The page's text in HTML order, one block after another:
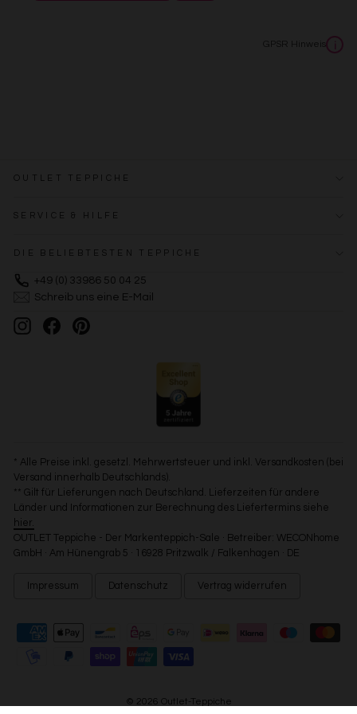
GPSR Hinweis i
OUTLET TEPPICHE
SERVICE & HILFE
DIE BELIEBTESTEN TEPPICHE
+49 (0) 33986 50 04 25
Schreib uns eine E-Mail
InstagramFacebookPinterest
* Alle Preise inkl. gesetzl. Mehrwertsteuer und inkl. Versandkosten (bei
Versand innerhalb Deutschlands).
** Gilt für Lieferungen nach Deutschland. Lieferzeiten für andere
Länder und Informationen zur Berechnung des Liefertermins siehe
hier.
OUTLET Teppiche - Der Markenteppich-Sale · Betreiber: WECONhome
GmbH · Am Hünengrab 5 · 16928 Pritzwalk / Falkenhagen · DE
Impressum Datenschutz Vertrag widerrufen
© 2026 Outlet-Teppiche
Endgeräteeigenschaften zur Identifikation aktiv abfragen